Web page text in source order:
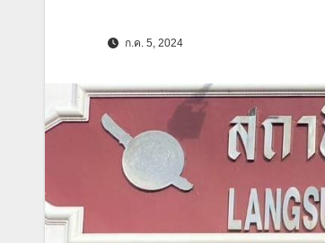
ก.ค. 5, 2024